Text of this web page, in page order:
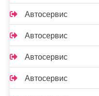
Автосервис
Автосервис
Автосервис
Автосервис